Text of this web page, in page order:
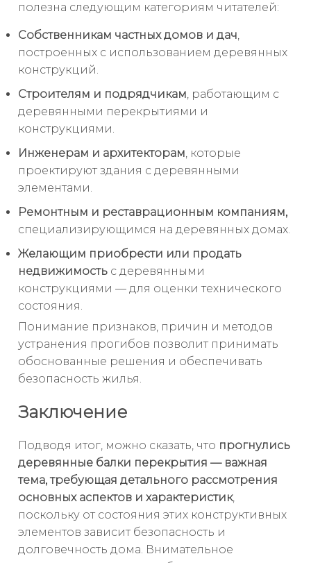
полезна следующим категориям читателей:
Собственникам частных домов и дач,
построенных с использованием деревянных
конструкций.
Строителям и подрядчикам, работающим с
деревянными перекрытиями и
конструкциями.
Инженерам и архитекторам, которые
проектируют здания с деревянными
элементами.
Ремонтным и реставрационным компаниям,
специализирующимся на деревянных домах.
Желающим приобрести или продать
недвижимость с деревянными
конструкциями — для оценки технического
состояния.
Понимание признаков, причин и методов
устранения прогибов позволит принимать
обоснованные решения и обеспечивать
безопасность жилья.
Заключение
Подводя итог, можно сказать, что прогнулись
деревянные балки перекрытия — важная
тема, требующая детального рассмотрения
основных аспектов и характеристик,
поскольку от состояния этих конструктивных
элементов зависит безопасность и
долговечность дома. Внимательное